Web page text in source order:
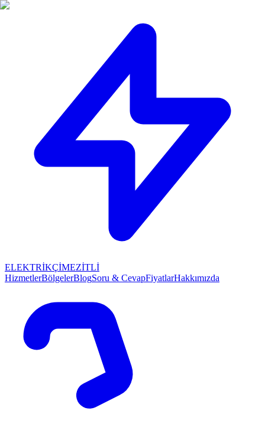
🔴
ELEKTRİKÇİMEZİTLİ
HizmetlerBölgelerBlogSoru & CevapFiyatlarHakkımızda